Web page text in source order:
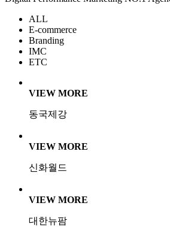
ALL
E-commerce
Branding
IMC
ETC
VIEW MORE
동국제강
VIEW MORE
신화월드
VIEW MORE
대한뉴팜